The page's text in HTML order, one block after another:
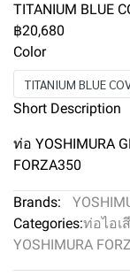
TITANIUM BLUE
฿20,680
Color
TITANIUM BLUE
Short Description
ท่อ YOSHIMURA
FORZA350
Brands:
Categories:ท่อไอเ
YOSHIMURA